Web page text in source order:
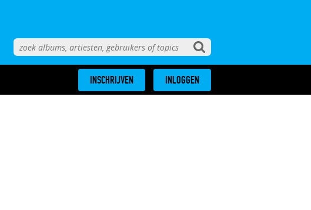
INSCHRIJVEN INLOGGEN